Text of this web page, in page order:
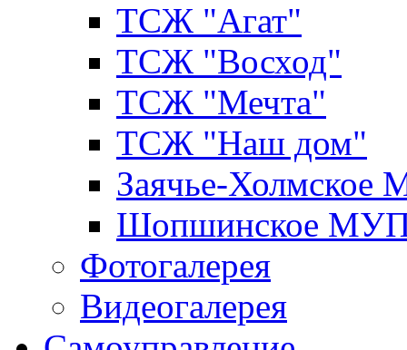
ТСЖ "Агат"
ТСЖ "Восход"
ТСЖ "Мечта"
ТСЖ "Наш дом"
Заячье-
Шопшинское
Фотогалерея
Видеогалерея